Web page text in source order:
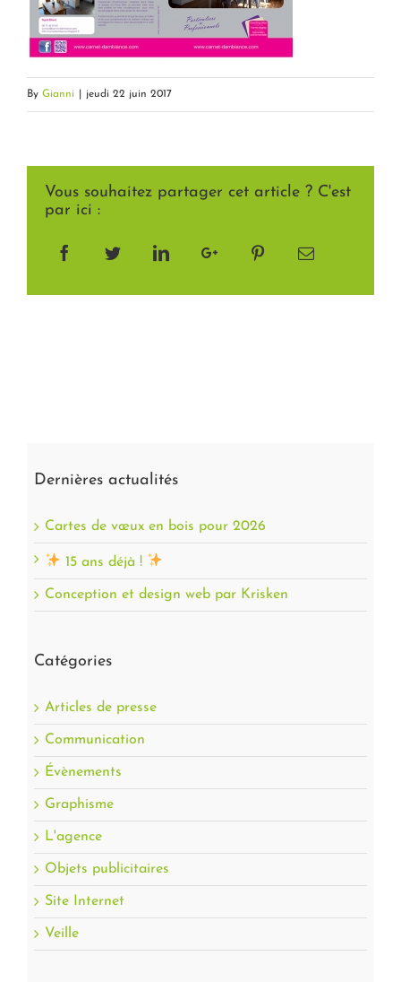
By Gianni jeudi 22 juin 2017
Vous souhaitez partager cet article ? C'est
par ici :
FacebookTwitterLinkedInGoogle+ PinterestEmail
Dernières actualités
Cartes de vœux en bois pour 2026
15 ans déjà !
Conception et design web par Krisken
Catégories
Articles de presse
Communication
Évènements
Graphisme
L'agence
Objets publicitaires
Site Internet
Veille